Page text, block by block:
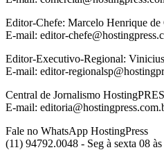
Editor-Chefe: Marcelo Henrique de
E-mail: editor-
Editor-Executivo-Regional:
E-mail: editor-
Central de Jornalismo
E-mail:
Fale no WhatsApp HostingPress
(11) 94792.0048 - Seg à sexta 08 às